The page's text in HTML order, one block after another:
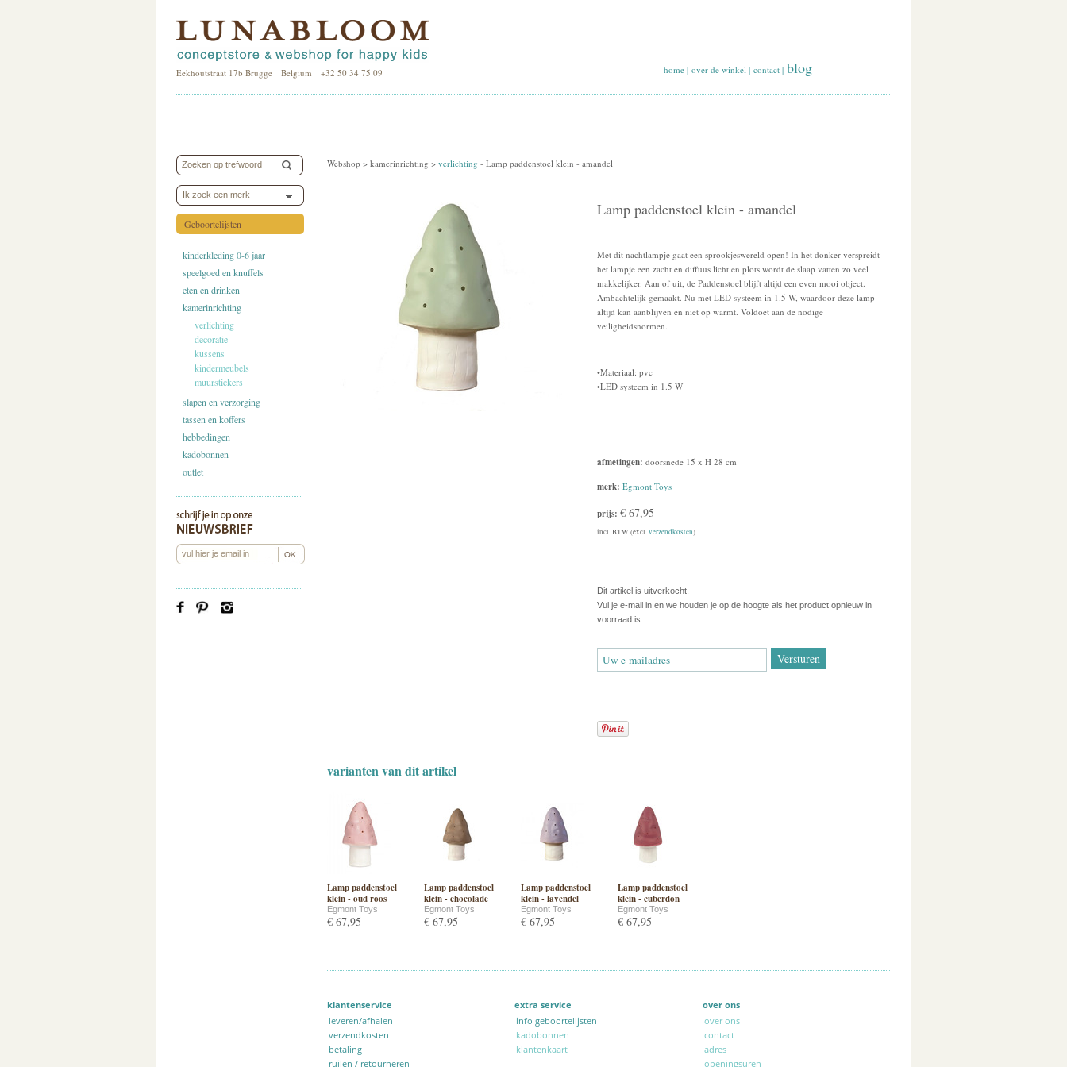
Eekhoutstraat 17b Brugge Belgium +32 50 34 75 09 home | over de winkel | contact | blog
Ik zoek een merk
Geboortelijsten
kinderkleding 0-6 jaar
speelgoed en knuffels
eten en drinken
kamerinrichting
verlichting
decoratie
kussens
kindermeubels
muurstickers
slapen en verzorging
tassen en koffers
hebbedingen
kadobonnen
outlet
Webshop > kamerinrichting > verlichting - Lamp paddenstoel klein - amandel
Lamp paddenstoel klein - amandel
Met dit nachtlampje gaat een sprookjeswereld open! In het donker verspreidt
het lampje een zacht en diffuus licht en plots wordt de slaap vatten zo veel
makkelijker. Aan of uit, de Paddenstoel blijft altijd een even mooi object.
Ambachtelijk gemaakt. Nu met LED systeem in 1.5 W, waardoor deze lamp
altijd kan aanblijven en niet op warmt. Voldoet aan de nodige
veiligheidsnormen.
•Materiaal: pvc
•LED systeem in 1.5 W
afmetingen: doorsnede 15 x H 28 cm
merk: Egmont Toys
prijs: € 67,95
incl. BTW (excl.verzendkosten)
Dit artikel is uitverkocht.
Vul je e-mail in en we houden je op de hoogte als het product opnieuw in
voorraad is.
varianten van dit artikel
Lamp paddenstoel
klein - oud roos
Egmont Toys
€ 67,95
Lamp paddenstoel
klein - chocolade
Egmont Toys
€ 67,95
Lamp paddenstoel
klein - lavendel
Egmont Toys
€ 67,95
Lamp paddenstoel
klein - cuberdon
Egmont Toys
€ 67,95
klantenservice extra service
over ons
leveren/afhalen
verzendkosten
betaling
ruilen / retourneren
info geboortelijsten
kadobonnen
klantenkaart
over ons
contact
adres
openingsuren